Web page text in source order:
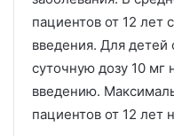
пациентов от 12 лет
введения. Для детей
суточную дозу 10 мг
введению.
пациентов от 12 лет